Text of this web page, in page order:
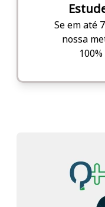
Se em até
nossa